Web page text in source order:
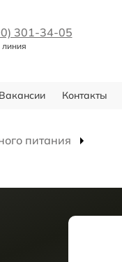
301-34-05
Вакансии Контакты
питания